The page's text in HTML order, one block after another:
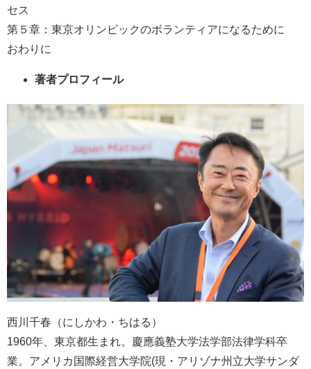
セス
第５章：東京オリンピックのボランティアになるために
おわりに
著者プロフィール
西川千春（にしかわ・ちはる）
1960年、東京都生まれ。慶應義塾大学法学部法律学科卒
業。アメリカ国際経営大学院(現・アリゾナ州立大学サンダ